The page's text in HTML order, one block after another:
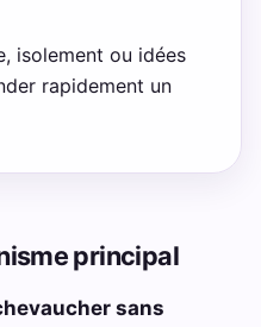
isolement ou idées
rapidement un
principal
sans